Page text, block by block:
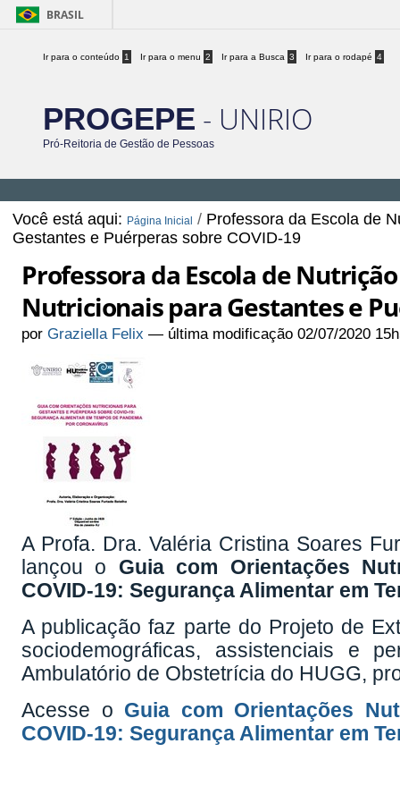
BRASIL
Ir para o conteúdo 1 Ir para o menu 2 Ir para a Busca 3 Ir para o rodapé 4
PROGEPE - UNIRIO
Pró-Reitoria de Gestão de Pessoas
Você está aqui: Página Inicial / Professora da Escola de
Gestantes e Puérperas sobre COVID-19
Professora da Escola de
Nutricionais para Gestantes e
porGraziella Felix — última modificação 02/07/2020
A Profa. Dra. Valéria Cristina Soares
lançou o Guia com Orientações
COVID-19: Segurança Alimentar em
A publicação faz parte do Projeto de
sociodemográficas, assistenciais e
Ambulatório de Obstetrícia do HUGG,
Acesse o Guia com Orientações
COVID-19: Segurança Alimentar em